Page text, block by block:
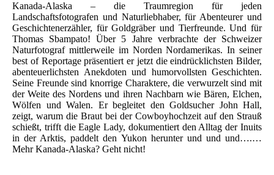
Kanada-Alaska – die Traumregion für jeden
Landschaftsfotografen und Naturliebhaber, für Abenteurer und
Geschichtenerzähler, für Goldgräber und Tierfreunde. Und für
Thomas Sbampato! Über 5 Jahre verbrachte der Schweizer
Naturfotograf mittlerweile im Norden Nordamerikas. In seiner
best of Reportage präsentiert er jetzt die eindrücklichsten Bilder,
abenteuerlichsten Anekdoten und humorvollsten Geschichten.
Seine Freunde sind knorrige Charaktere, die verwurzelt sind mit
der Weite des Nordens und ihren Nachbarn wie Bären, Elchen,
Wölfen und Walen. Er begleitet den Goldsucher John Hall,
zeigt, warum die Braut bei der Cowboyhochzeit auf den Strauß
schießt, trifft die Eagle Lady, dokumentiert den Alltag der Inuits
in der Arktis, paddelt den Yukon herunter und und und….…
Mehr Kanada-Alaska? Geht nicht!